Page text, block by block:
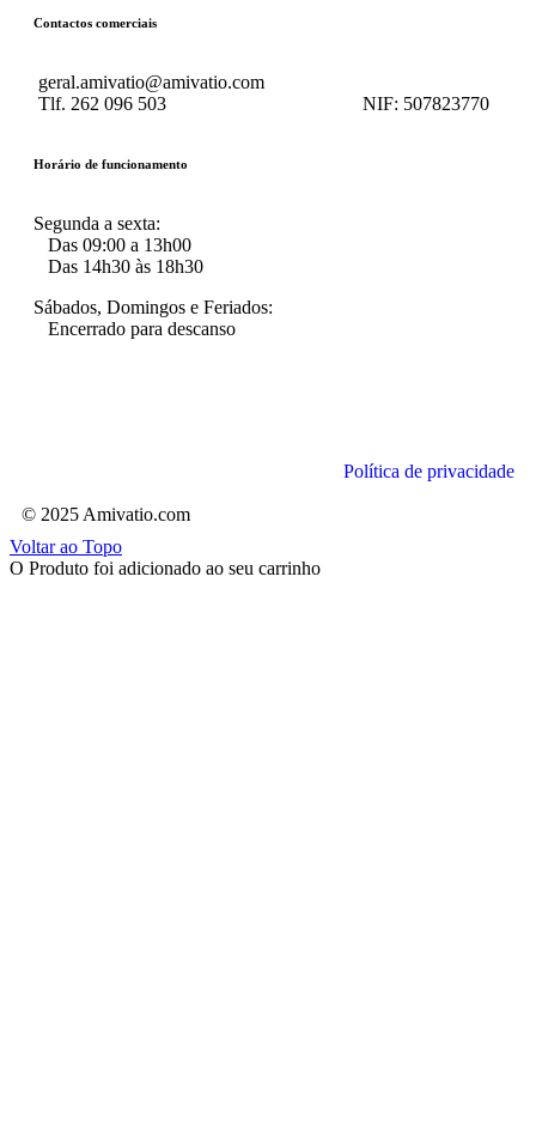
Contactos comerciais
geral.amivatio@amivatio.com
Tlf. 262 096 503 NIF: 507823770
Horário de funcionamento
Segunda a sexta:
Das 09:00 a 13h00
Das 14h30 às 18h30
Sábados, Domingos e Feriados:
Encerrado para descanso
Política de privacidade
© 2025 Amivatio.com
Voltar ao Topo
O Produto foi adicionado ao seu carrinho